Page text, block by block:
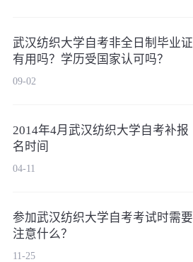
武汉纺织大学自考非全日制毕业证
有用吗？学历受国家认可吗？
09-02
2014年4月武汉纺织大学自考补报
名时间
04-11
参加武汉纺织大学自考考试时需要
注意什么？
11-25